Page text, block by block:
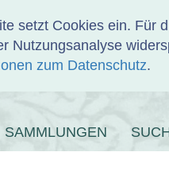
setzt Cookies ein. Für
Nutzungsanalyse
zum Datenschutz.
SAMMLUNGEN